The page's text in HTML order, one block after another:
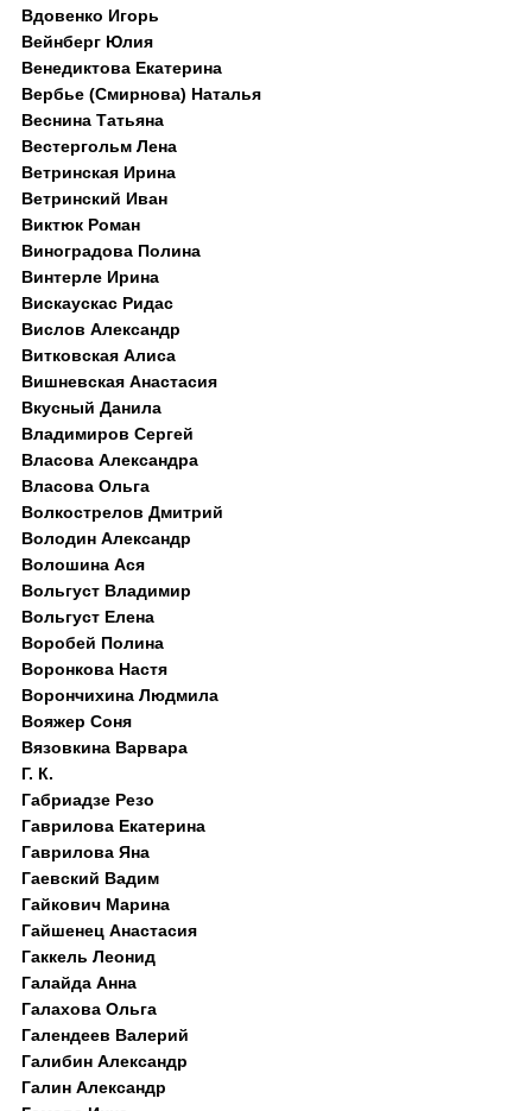
Вдовенко Игорь
Вейнберг Юлия
Венедиктова Екатерина
Вербье (Смирнова) Наталья
Веснина Татьяна
Вестергольм Лена
Ветринская Ирина
Ветринский Иван
Виктюк Роман
Виноградова Полина
Винтерле Ирина
Вискаускас Ридас
Вислов Александр
Витковская Алиса
Вишневская Анастасия
Вкусный Данила
Владимиров Сергей
Власова Александра
Власова Ольга
Волкострелов Дмитрий
Володин Александр
Волошина Ася
Вольгуст Владимир
Вольгуст Елена
Воробей Полина
Воронкова Настя
Ворончихина Людмила
Вояжер Соня
Вязовкина Варвара
Г. К.
Габриадзе Резо
Гаврилова Екатерина
Гаврилова Яна
Гаевский Вадим
Гайкович Марина
Гайшенец Анастасия
Гаккель Леонид
Галайда Анна
Галахова Ольга
Галендеев Валерий
Галибин Александр
Галин Александр